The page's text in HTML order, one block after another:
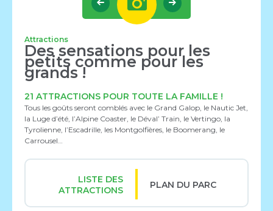
Attractions
Des sensations pour les
petits comme pour les
grands !
21 ATTRACTIONS POUR TOUTE LA FAMILLE !
Tous les goûts seront comblés avec le Grand Galop, le Nautic Jet,
la Luge d’été, l’Alpine Coaster, le Déval’ Train, le Vertingo, la
Tyrolienne, l’Escadrille, les Montgolfières, le Boomerang, le
Carrousel…
LISTE DES
ATTRACTIONS
PLAN DU PARC